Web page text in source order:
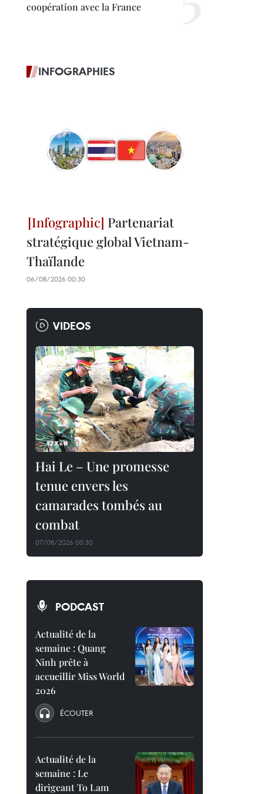
coopération avec la France
INFOGRAPHIES
Partenariat
stratégique global Vietnam-
Thaïlande
06/08/2026 00:30
VIDEOS
Hai Le – Une promesse
tenue envers les
camarades tombés au
combat
07/08/2026 00:30
PODCAST
Actualité de la
semaine : Quang
Ninh prête à
accueillir Miss World
2026
ÉCOUTER
Actualité de la
semaine : Le
dirigeant To Lam